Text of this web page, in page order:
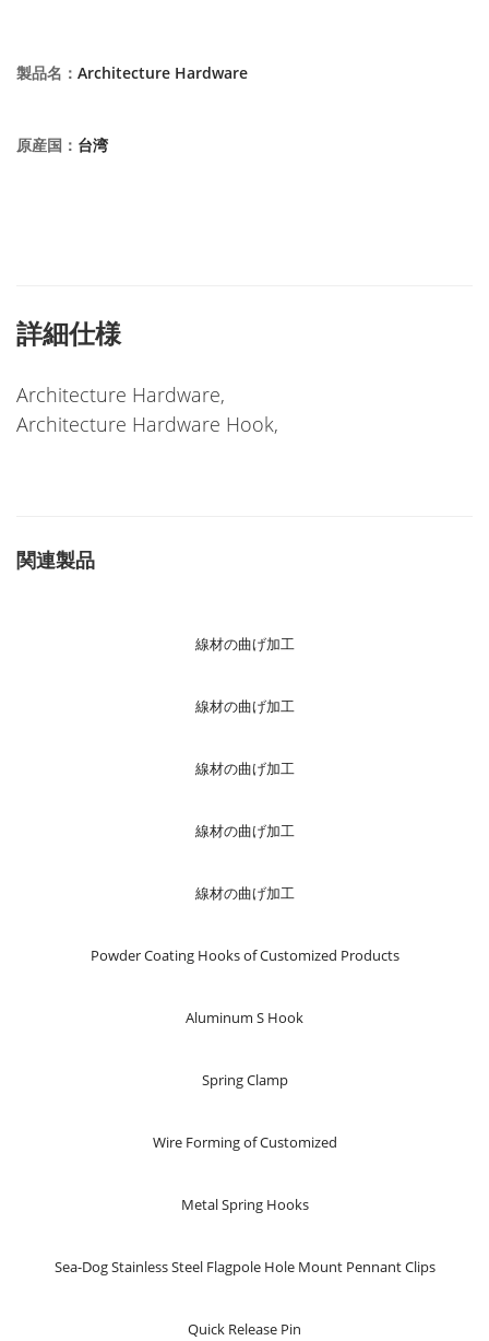
製品名 ： Architecture Hardware
原産国 ： 台湾
詳細仕様
Architecture Hardware,
Architecture Hardware Hook,
関連製品
線材の曲げ加工
線材の曲げ加工
線材の曲げ加工
線材の曲げ加工
線材の曲げ加工
Powder Coating Hooks of Customized Products
Aluminum S Hook
Spring Clamp
Wire Forming of Customized
Metal Spring Hooks
Sea-Dog Stainless Steel Flagpole Hole Mount Pennant Clips
Quick Release Pin